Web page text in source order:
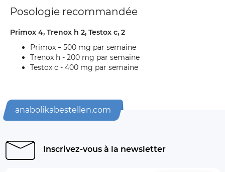
Posologie recommandée
Primox 4, Trenox h 2, Testox c, 2
Primox – 500 mg par semaine
Trenox h - 200 mg par semaine
Testox c - 400 mg par semaine
anabolikabestellen.com
Inscrivez-vous à la newsletter